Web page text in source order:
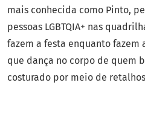
mais conhecida como Pinto,
pessoas LGBTQIA+ nas
fazem a festa enquanto fazem
que dança no corpo de quem
costurado por meio de